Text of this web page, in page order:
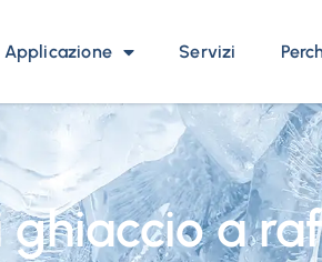
Applicazione Servizi
ghiaccio a